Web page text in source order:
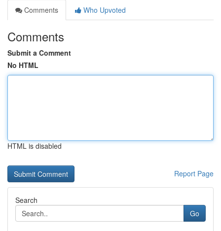
Comments
Who Upvoted
Comments
Submit a Comment
No HTML
HTML is disabled
Report Page
Search
Go